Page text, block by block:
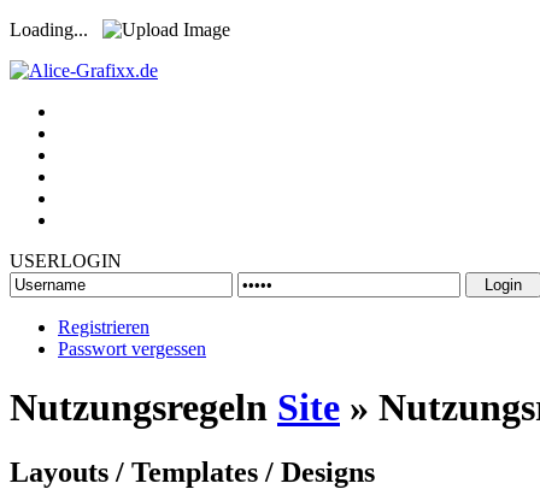
Loading...
USERLOGIN
Registrieren
Passwort vergessen
Nutzungsregeln Site »
Layouts / Templates / Designs